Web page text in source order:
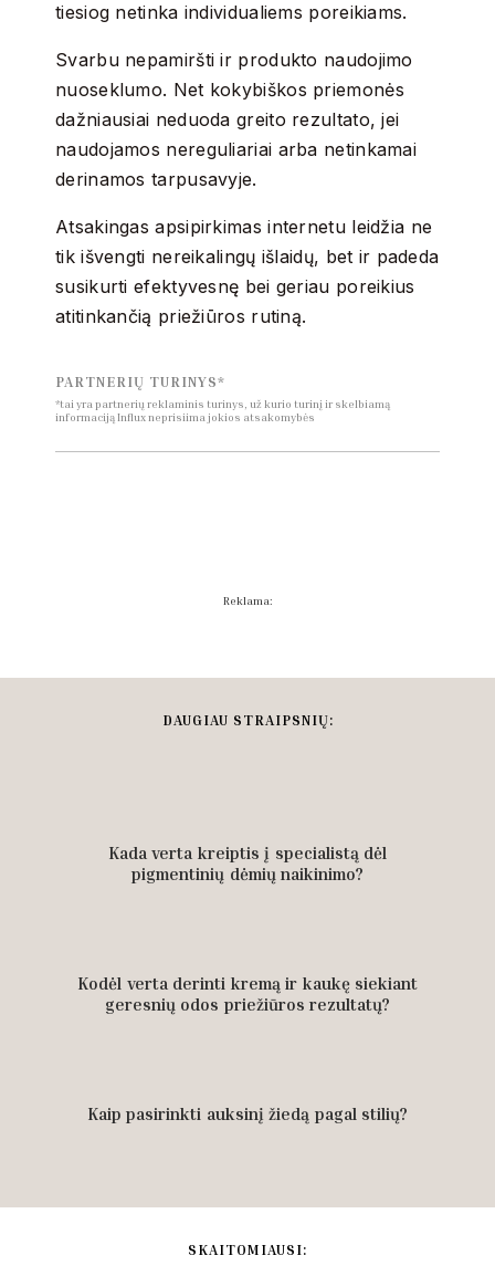
tiesiog netinka individualiems poreikiams.
Svarbu nepamiršti ir produkto naudojimo
nuoseklumo. Net kokybiškos priemonės
dažniausiai neduoda greito rezultato, jei
naudojamos nereguliariai arba netinkamai
derinamos tarpusavyje.
Atsakingas apsipirkimas internetu leidžia ne
tik išvengti nereikalingų išlaidų, bet ir padeda
susikurti efektyvesnę bei geriau poreikius
atitinkančią priežiūros rutiną.
PARTNERIŲ TURINYS*
*tai yra partnerių reklaminis turinys, už kurio turinį ir skelbiamą
informaciją Influx neprisiima jokios atsakomybės
Reklama:
DAUGIAU STRAIPSNIŲ:
Kada verta kreiptis į specialistą dėl
pigmentinių dėmių naikinimo?
Kodėl verta derinti kremą ir kaukę siekiant
geresnių odos priežiūros rezultatų?
Kaip pasirinkti auksinį žiedą pagal stilių?
SKAITOMIAUSI: